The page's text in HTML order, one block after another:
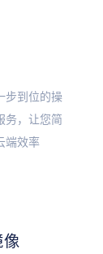
步到位的操
务，让您简
端效率